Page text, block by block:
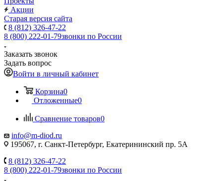
Акции
Старая версия сайта
8 (812) 326-47-22
8 (800) 222-01-79звонки по России
Заказать звонок
Задать вопрос
Войти в личный кабинет
Корзина0
Отложенные0
Сравнение товаров0
info@m-diod.ru
195067, г. Санкт-Петербург, Екатерининский пр. 5А
8 (812) 326-47-22
8 (800) 222-01-79звонки по России